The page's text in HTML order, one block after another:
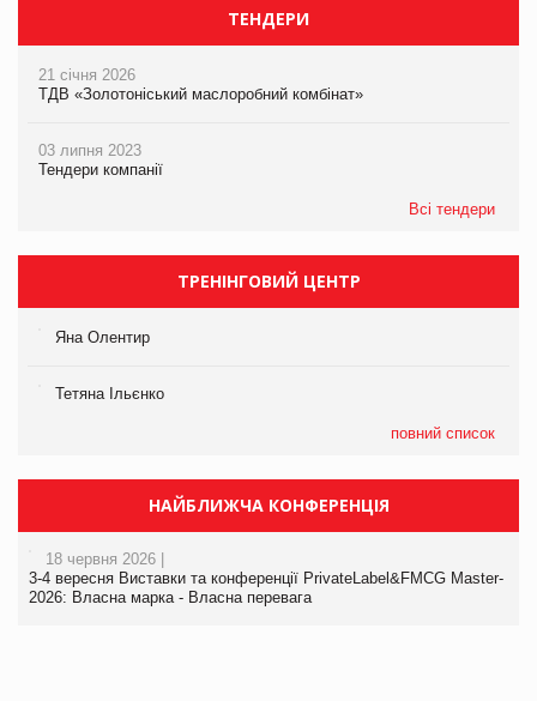
ТЕНДЕРИ
21 січня 2026
ТДВ «Золотоніський маслоробний комбінат»
03 липня 2023
Тендери компанії
Всі тендери
ТРЕНІНГОВИЙ ЦЕНТР
Яна Олентир
Тетяна Ільєнко
повний список
НАЙБЛИЖЧА КОНФЕРЕНЦІЯ
18 червня 2026 |
3-4 вересня Виставки та конференції PrivateLabel&FMCG Master-
2026: Власна марка - Власна перевага